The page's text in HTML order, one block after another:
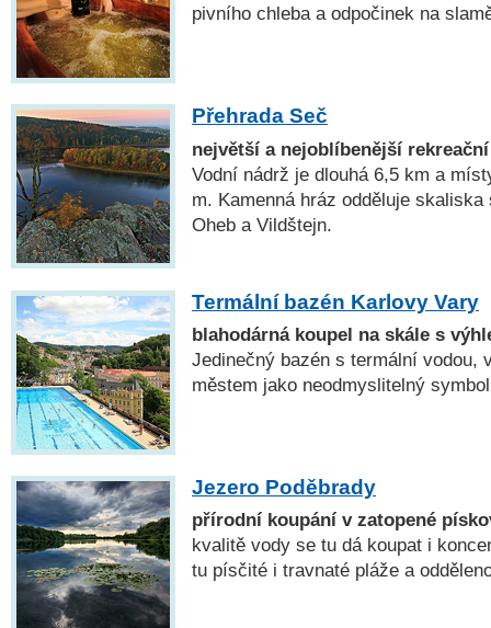
pivního chleba a odpočinek na
Přehrada Seč
největší a nejoblíbenější
Vodní nádrž je dlouhá 6,5 km a
m. Kamenná hráz odděluje
Oheb a Vildštejn.
Termální bazén Karlovy Vary
blahodárná koupel na skále s
Jedinečný bazén s termální vodou,
městem jako neodmyslitelný
Jezero Poděbrady
přírodní koupání v zatopené
kvalitě vody se tu dá koupat i
tu písčité i travnaté pláže a